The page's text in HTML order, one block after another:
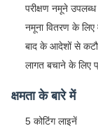
परीक्षण नमूने
नमूना वितरण के लिए
बाद के आदेशों से
लागत बचाने के लिए
क्षमता के बारे में
5 कोटिंग लाइनें